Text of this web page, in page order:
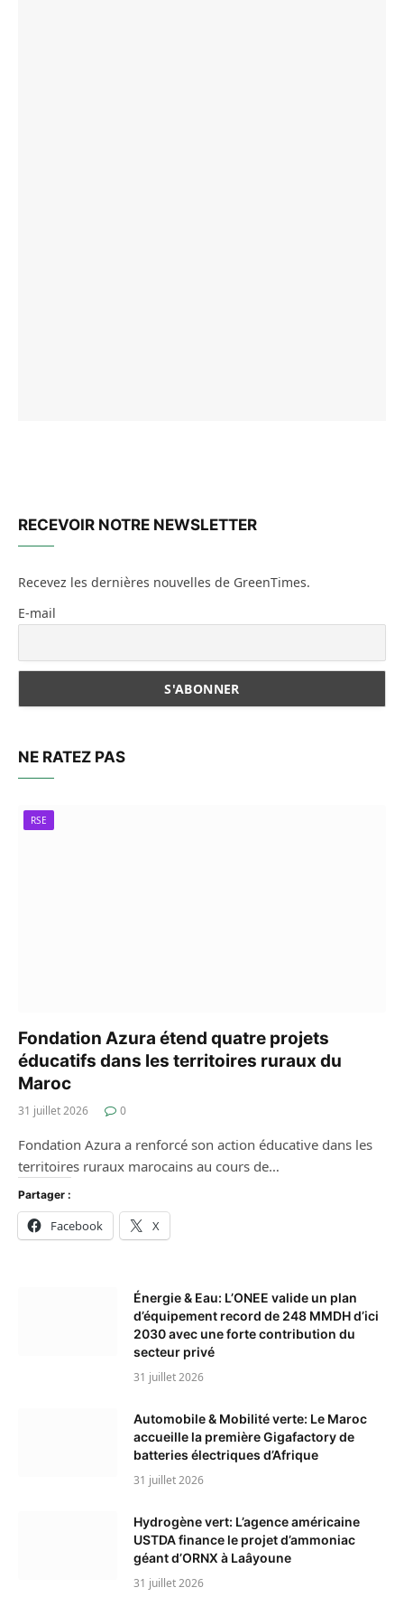
RECEVOIR NOTRE NEWSLETTER
Recevez les dernières nouvelles de GreenTimes.
E-mail
NE RATEZ PAS
RSE
Fondation Azura étend quatre projets
éducatifs dans les territoires ruraux du
Maroc
31 juillet 2026 0
Fondation Azura a renforcé son action éducative dans les
territoires ruraux marocains au cours de…
Partager :
Facebook X
Énergie & Eau: L’ONEE valide un plan
d’équipement record de 248 MMDH d’ici
2030 avec une forte contribution du
secteur privé
31 juillet 2026
Automobile & Mobilité verte: Le Maroc
accueille la première Gigafactory de
batteries électriques d’Afrique
31 juillet 2026
Hydrogène vert: L’agence américaine
USTDA finance le projet d’ammoniac
géant d’ORNX à Laâyoune
31 juillet 2026